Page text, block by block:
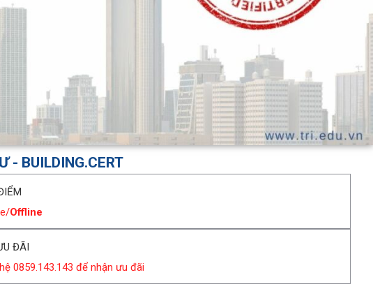
- BUILDING.CERT
Offline
ĐÃI
0859.143.143 để nhận ưu đãi